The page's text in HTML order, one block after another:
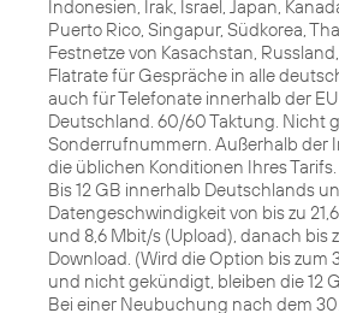
Indonesien, Irak, Israel, Japan,
Puerto Rico, Singapur, Südkorea,
Festnetze von Kasachstan,
Flatrate für Gespräche in alle
auch für Telefonate innerhalb der
Deutschland. 60/60 Taktung. Nicht
Sonderrufnummern. Außerhalb der
die üblichen Konditionen Ihres Tarifs.
Bis 12 GB innerhalb Deutschlands
Datengeschwindigkeit von bis zu
und 8,6 Mbit/s (Upload), danach bis
Download. (Wird die Option bis zum
und nicht gekündigt, bleiben die 12
Bei einer Neubuchung nach dem